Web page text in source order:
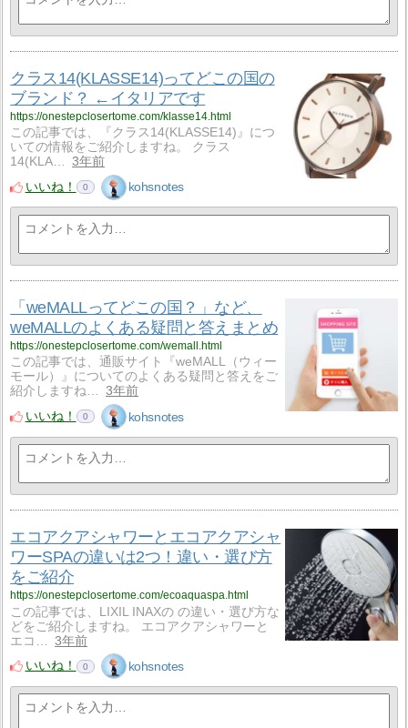
クラス14(KLASSE14)ってどこの国の
ブランド？ ←イタリアです
https://onestepclosertome.com/klasse14.html
この記事では、『クラス14(KLASSE14)』につ
いての情報をご紹介しますね。 クラス
14(KLA…
3年前
いいね！
0 kohsnotes
「weMALLってどこの国？」など、
weMALLのよくある疑問と答えまとめ
https://onestepclosertome.com/wemall.html
この記事では、通販サイト『weMALL（ウィー
モール）』についてのよくある疑問と答えをご
紹介しますね…
3年前
いいね！
0 kohsnotes
エコアクアシャワーとエコアクアシャ
ワーSPAの違いは2つ！違い・選び方
をご紹介
https://onestepclosertome.com/ecoaquaspa.html
この記事では、LIXIL INAXの の違い・選び方な
どをご紹介しますね。 エコアクアシャワーと
エコ…
3年前
いいね！
0 kohsnotes